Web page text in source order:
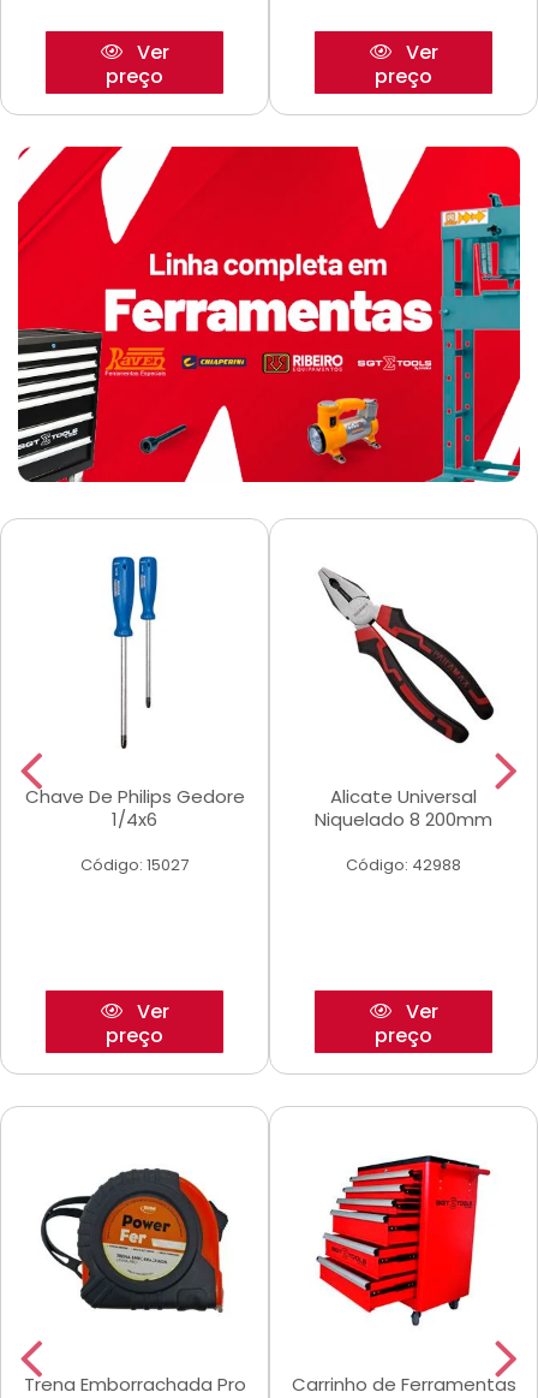
Ver
preço
Ver
preço
Chave De Philips Gedore
1/4x6
Código: 15027
Ver
preço
Alicate Universal
Niquelado 8 200mm
Código: 42988
Ver
preço
Trena Emborrachada Pro
Carrinho de Ferramentas